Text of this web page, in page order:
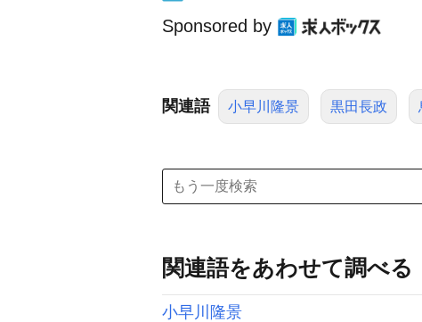
Sponsored by
関連語 小早川隆景 黒田長政
関連語をあわせて調べる
小早川隆景